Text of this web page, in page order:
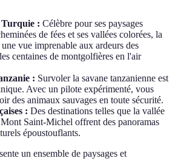
: Célèbre pour ses paysages
de fées et ses vallées colorées, la
vue imprenable aux ardeurs des
centaines de montgolfières en l'air
: Survoler la savane tanzanienne est
Avec un pilote expérimenté, vous
des animaux sauvages en toute sécurité.
: Des destinations telles que la vallée
Saint-Michel offrent des panoramas
époustouflants.
un ensemble de paysages et